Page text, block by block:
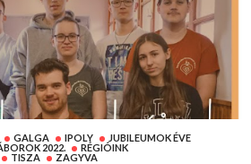
GALGA IPOLY
JUBILEUMOK ÉVE
2022.
RÉGIÓINK
TISZA ZAGYVA